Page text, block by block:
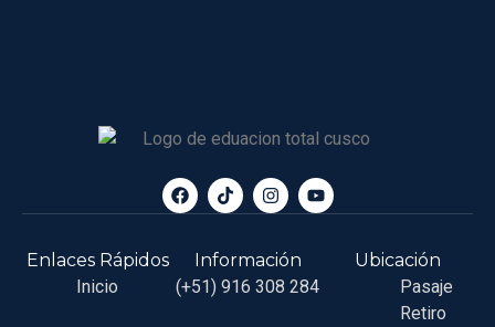
Enlaces Rápidos
Inicio
Información
(+51) 916 308 284
Ubicación
Pasaje
Retiro